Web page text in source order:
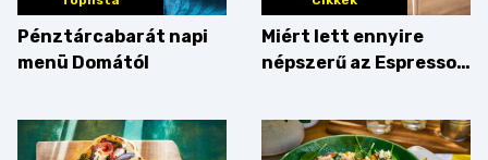
Pénztárcabarát napi
menü Domától
Miért lett ennyire
népszerű az Espresso
érdemes enni mellé?